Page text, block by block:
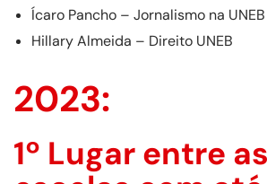
Ícaro Pancho – Jornalismo na UNEB
Hillary Almeida – Direito UNEB
2023:
1º Lugar entre as